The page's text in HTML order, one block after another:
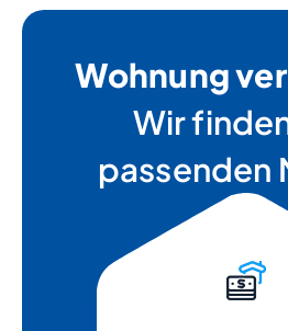
Wohnung
Wir
passenden